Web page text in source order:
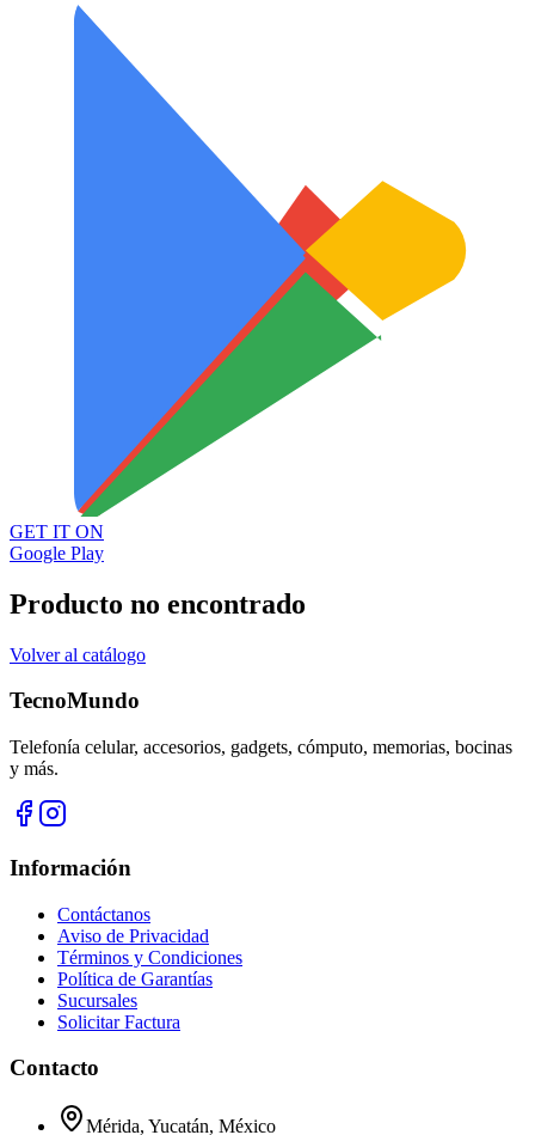
GET IT ON
Google Play
Producto no encontrado
Volver al catálogo
TecnoMundo
Telefonía celular, accesorios, gadgets, cómputo, memorias, bocinas
y más.
Información
Contáctanos
Aviso de Privacidad
Términos y Condiciones
Política de Garantías
Sucursales
Solicitar Factura
Contacto
Mérida, Yucatán, México